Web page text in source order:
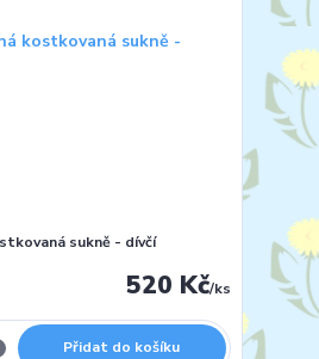
sukně - dívčí
520 Kč/ks
Přidat do košíku